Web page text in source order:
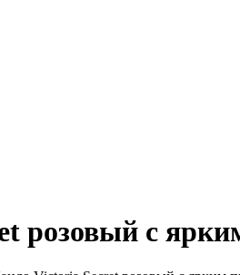
розовый с